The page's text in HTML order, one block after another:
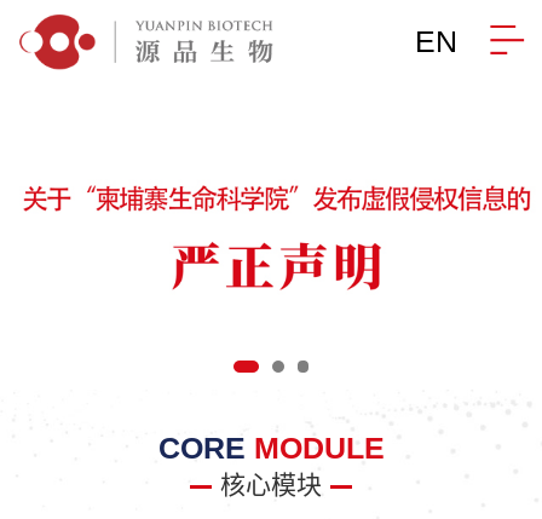
EN
CORE MODULE
核心模块